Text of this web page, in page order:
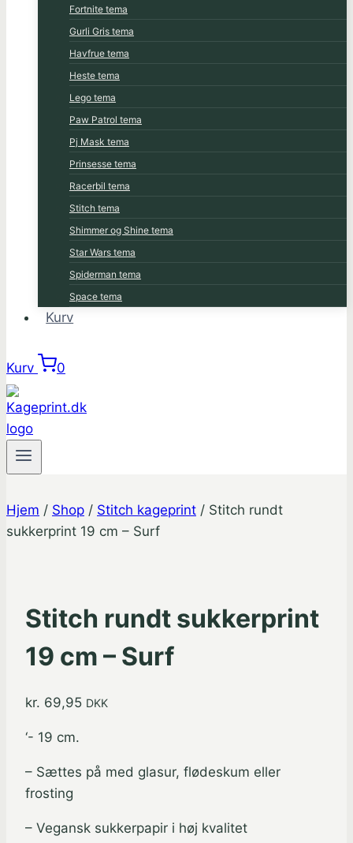
Fortnite tema
Gurli Gris tema
Havfrue tema
Heste tema
Lego tema
Paw Patrol tema
Pj Mask tema
Prinsesse tema
Racerbil tema
Stitch tema
Shimmer og Shine tema
Star Wars tema
Spiderman tema
Space tema
Kurv
Kurv 0
Hjem / Shop / Stitch kageprint / Stitch rundt
sukkerprint 19 cm – Surf
Stitch rundt sukkerprint
19 cm – Surf
kr. 69,95 DKK
‘- 19 cm.
– Sættes på med glasur, flødeskum eller
frosting
– Vegansk sukkerpapir i høj kvalitet